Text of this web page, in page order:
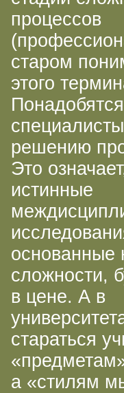
процессов
старом
этого
Понадобятся
решению
Это
истинные
основанные
сложности,
в цене. А в
стараться
а «стилям